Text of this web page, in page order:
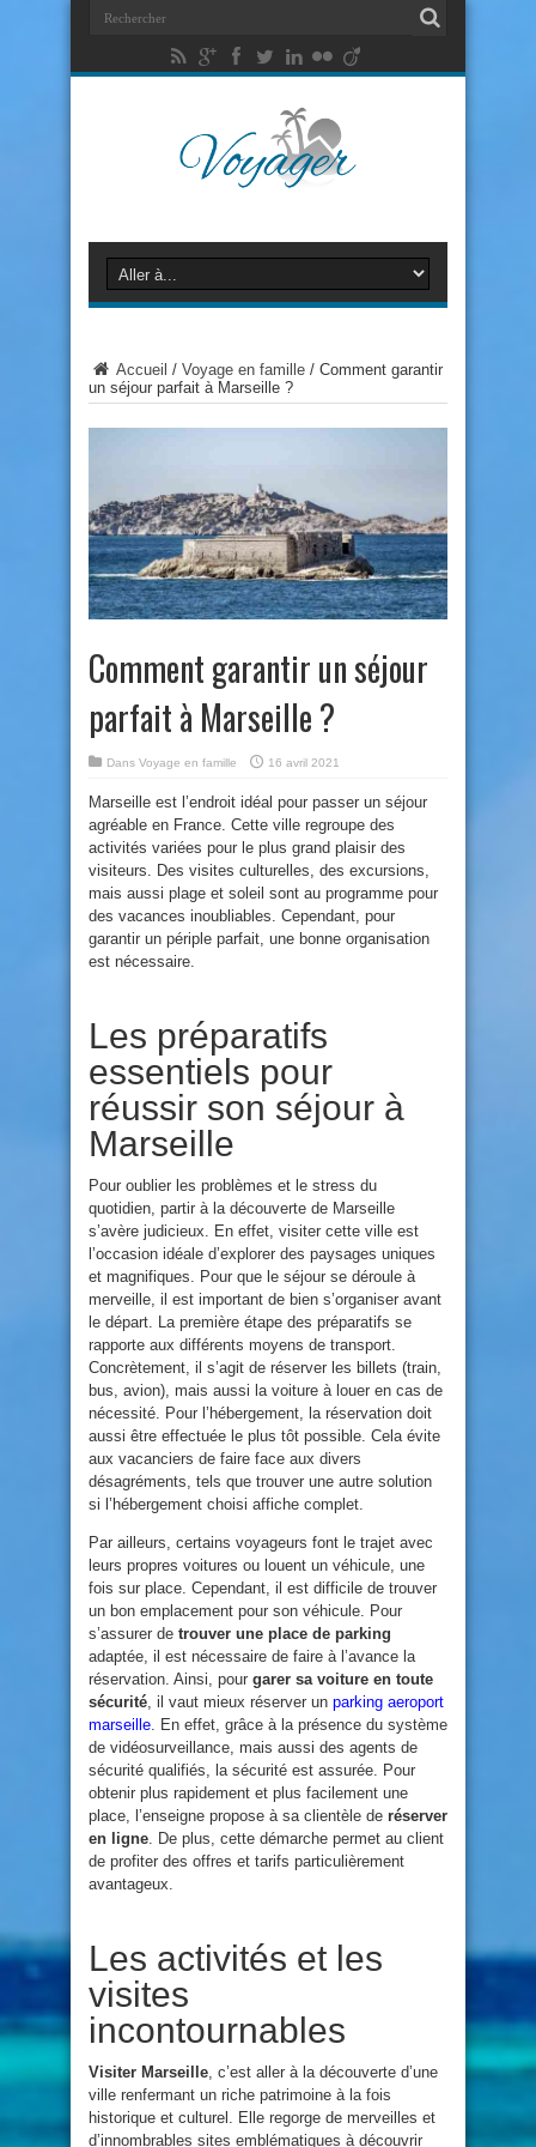
Accueil / Voyage en famille / Comment garantir
un séjour parfait à Marseille ?
Comment garantir un séjour
parfait à Marseille ?
Dans Voyage en famille 16 avril 2021
Marseille est l’endroit idéal pour passer un séjour
agréable en France. Cette ville regroupe des
activités variées pour le plus grand plaisir des
visiteurs. Des visites culturelles, des excursions,
mais aussi plage et soleil sont au programme pour
des vacances inoubliables. Cependant, pour
garantir un périple parfait, une bonne organisation
est nécessaire.
Les préparatifs
essentiels pour
réussir son séjour à
Marseille
Pour oublier les problèmes et le stress du
quotidien, partir à la découverte de Marseille
s’avère judicieux. En effet, visiter cette ville est
l’occasion idéale d’explorer des paysages uniques
et magnifiques. Pour que le séjour se déroule à
merveille, il est important de bien s’organiser avant
le départ. La première étape des préparatifs se
rapporte aux différents moyens de transport.
Concrètement, il s’agit de réserver les billets (train,
bus, avion), mais aussi la voiture à louer en cas de
nécessité. Pour l’hébergement, la réservation doit
aussi être effectuée le plus tôt possible. Cela évite
aux vacanciers de faire face aux divers
désagréments, tels que trouver une autre solution
si l’hébergement choisi affiche complet.
Par ailleurs, certains voyageurs font le trajet avec
leurs propres voitures ou louent un véhicule, une
fois sur place. Cependant, il est difficile de trouver
un bon emplacement pour son véhicule. Pour
s’assurer de trouver une place de parking
adaptée, il est nécessaire de faire à l’avance la
réservation. Ainsi, pour garer sa voiture en toute
sécurité , il vaut mieux réserver un parking aeroport
marseille . En effet, grâce à la présence du système
de vidéosurveillance, mais aussi des agents de
sécurité qualifiés, la sécurité est assurée. Pour
obtenir plus rapidement et plus facilement une
place, l’enseigne propose à sa clientèle de réserver
en ligne . De plus, cette démarche permet au client
de profiter des offres et tarifs particulièrement
avantageux.
Les activités et les
visites
incontournables
Visiter Marseille , c’est aller à la découverte d’une
ville renfermant un riche patrimoine à la fois
historique et culturel. Elle regorge de merveilles et
d’innombrables sites emblématiques à découvrir